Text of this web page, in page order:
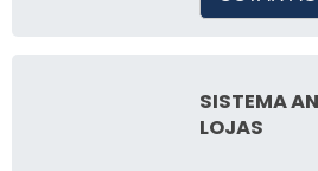
SISTEMA
LOJAS